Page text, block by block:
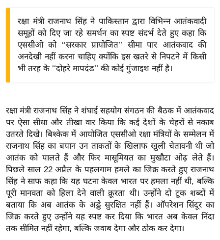
द्यो
ष
ज्ञ
रा
य
ब
ज
ट
खे
ल
रक्षा मंत्री राजनाथ सिंह ने पाकिस्तान द्वारा विभिन्न आतंकवादी
समूहों को दिए जा रहे समर्थन का स्पष्ट संदर्भ देते हुए कहा कि
एससीओ को ‘‘सरकार प्रायोजित’’ सीमा पार आतंकवाद की
अनदेखी नहीं करना चाहिए क्योंकि इस खतरे से निपटने में किसी
भी तरह के ‘‘दोहरे मापदंड’’ की कोई गुंजाइश नहीं है।
रक्षा मंत्री राजनाथ सिंह ने शंघाई सहयोग संगठन की बैठक में आतंकवाद
पर ऐसा सीधा और तीखा वार किया कि कई देशों के चेहरों से नकाब
उतरते दिखे। बिश्केक में आयोजित एससीओ रक्षा मंत्रियों के सम्मेलन में
राजनाथ सिंह का बयान उन ताकतों के खिलाफ खुली चेतावनी थी जो
आतंक को पालते हैं और फिर मासूमियत का मुखौटा ओढ़ लेते हैं।
पिछले साल 22 अप्रैल के पहलगाम हमले का जिक्र करते हुए राजनाथ
सिंह ने साफ कहा कि यह घटना केवल भारत पर हमला नहीं थी, बल्कि
पूरी मानवता को हिला देने वाली क्रूरता थी। उन्होंने दो टूक शब्दों में
बताया कि अब आतंक के अड्डे सुरक्षित नहीं हैं। ऑपरेशन सिंदूर का
जिक्र करते हुए उन्होंने यह स्पष्ट कर दिया कि भारत अब केवल निंदा
तक सीमित नहीं रहेगा, बल्कि जवाब देगा और ठोक कर देगा।